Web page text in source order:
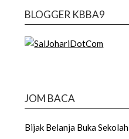
BLOGGER KBBA9
JOM BACA
Bijak Belanja Buka Sekolah